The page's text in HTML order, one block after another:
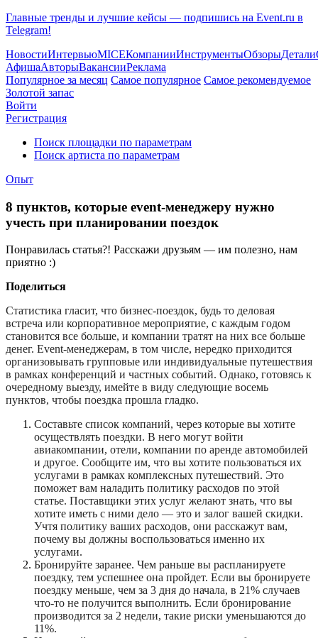
Главные тренды и лучшие кейсы — подпишись на Event.ru в
Telegram!
НовостиИнтервьюMICEКомпанииИнструментыОбзорыДетали
АфишаАвторыВакансииРеклама
Популярное за месяц Самое популярное Самое рекомендуемое
Золотой запас
Войти
Регистрация
Поиск площадки по параметрам
Поиск артиста по параметрам
Опыт
8 пунктов, которые event-менеджеру нужно
учесть при планировании поездок
Понравилась статья?! Расскажи друзьям — им полезно, нам
приятно :)
Поделиться
Статистика гласит, что бизнес-поездок, будь то деловая
встреча или корпоративное мероприятие, с каждым годом
становится все больше, и компании тратят на них все больше
денег. Event-менеджерам, в том числе, нередко приходится
организовывать групповые или индивидуальные путешествия
в рамках конференций и частных событий. Однако, готовясь к
очередному выезду, имейте в виду следующие восемь
пунктов, чтобы поездка прошла гладко.
Составьте список компаний, через которые вы хотите
осуществлять поездки. В него могут войти
авиакомпании, отели, компании по аренде автомобилей
и другое. Сообщите им, что вы хотите пользоваться их
услугами в рамках комплексных путешествий. Это
поможет вам наладить политику расходов по этой
статье. Поставщики этих услуг желают знать, что вы
хотите иметь с ними дело — это и залог вашей скидки.
Учтя политику ваших расходов, они расскажут вам,
почему вы должны воспользоваться именно их
услугами.
Бронируйте заранее. Чем раньше вы распланируете
поездку, тем успешнее она пройдет. Если вы бронируете
поездку меньше, чем за 3 дня до начала, в 21% случаев
что-то не получится выполнить. Если бронирование
производится за 2 недели, такие риски уменьшаются до
11%.